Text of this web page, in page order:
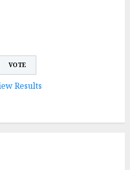
Results